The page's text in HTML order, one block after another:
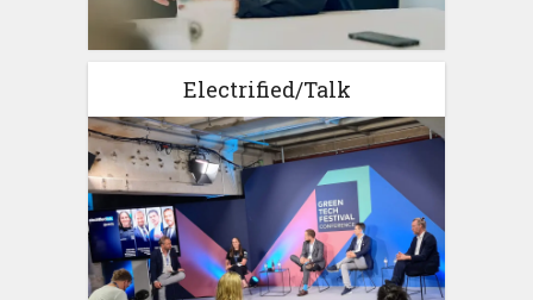
Electrified/Talk